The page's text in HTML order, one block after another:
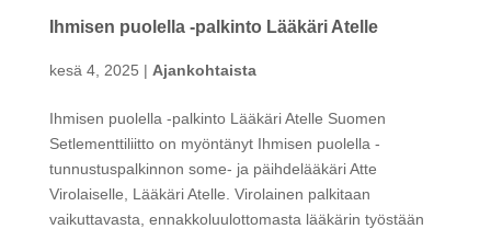
Ihmisen puolella -palkinto Lääkäri Atelle
kesä 4, 2025 | Ajankohtaista
Ihmisen puolella -palkinto Lääkäri Atelle Suomen
Setlementtiliitto on myöntänyt Ihmisen puolella -
tunnustuspalkinnon some- ja päihdelääkäri Atte
Virolaiselle, Lääkäri Atelle. Virolainen palkitaan
vaikuttavasta, ennakkoluulottomasta lääkärin työstään